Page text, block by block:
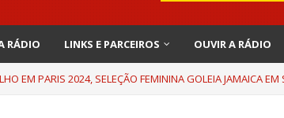
RÁDIO LINKS E PARCEIROS OUVIR A RÁDIO
EM PARIS 2024, SELEÇÃO FEMININA GOLEIA JAMAICA EM